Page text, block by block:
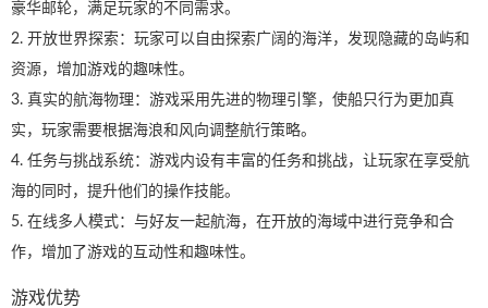
豪华邮轮，满足玩家的不同需求。
2. 开放世界探索：玩家可以自由探索广阔的海洋，发现隐藏的岛屿和
资源，增加游戏的趣味性。
3. 真实的航海物理：游戏采用先进的物理引擎，使船只行为更加真
实，玩家需要根据海浪和风向调整航行策略。
4. 任务与挑战系统：游戏内设有丰富的任务和挑战，让玩家在享受航
海的同时，提升他们的操作技能。
5. 在线多人模式：与好友一起航海，在开放的海域中进行竞争和合
作，增加了游戏的互动性和趣味性。
游戏优势